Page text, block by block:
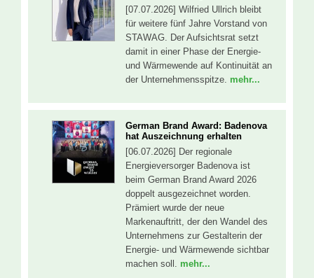
[07.07.2026] Wilfried Ullrich bleibt
für weitere fünf Jahre Vorstand von
STAWAG. Der Aufsichtsrat setzt
damit in einer Phase der Energie-
und Wärmewende auf Kontinuität an
der Unternehmensspitze. mehr...
German Brand Award: Badenova
hat Auszeichnung erhalten
[06.07.2026] Der regionale
Energieversorger Badenova ist
beim German Brand Award 2026
doppelt ausgezeichnet worden.
Prämiert wurde der neue
Markenauftritt, der den Wandel des
Unternehmens zur Gestalterin der
Energie- und Wärmewende sichtbar
machen soll. mehr...